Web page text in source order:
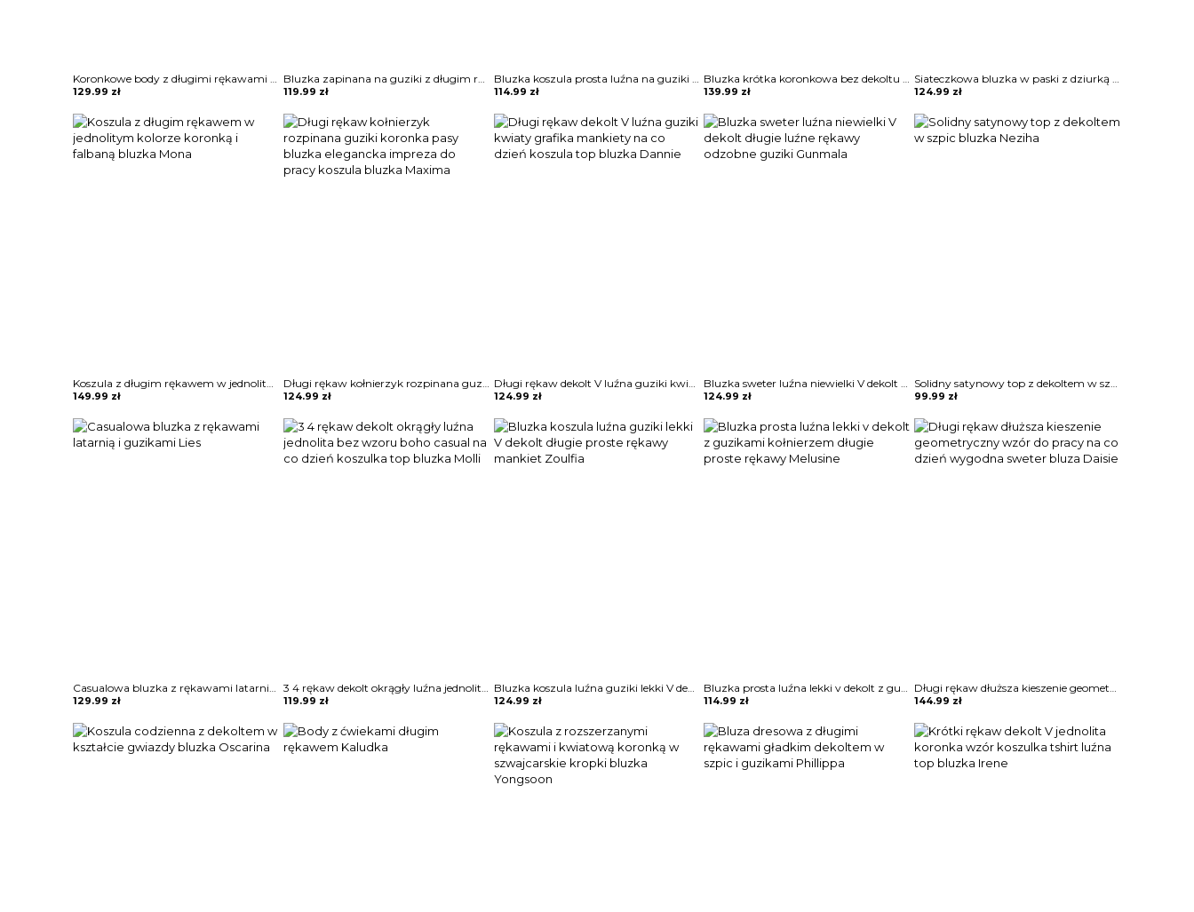
Koronkowe body z długimi rękawami Shasta
129.99 zł
Bluzka zapinana na guziki z długim rękawem Dimitrijka
119.99 zł
Bluzka koszula prosta luźna na guziki kołnierz długi prosty rękaw mankiet kieszenie Veva
114.99 zł
Bluzka krótka koronkowa bez dekoltu na guziki golf długie bufiaste prześwitujące koronkowe rękawy Clair
139.99 zł
Siateczkowa bluzka w paski z dziurką przodu Zoia
124.99 zł
Koszula z długim rękawem w jednolitym kolorze koronką i falbaną bluzka Mona
149.99 zł
Długi rękaw kołnierzyk rozpinana guziki koronka pasy bluzka elegancka impreza do pracy koszula bluzka Maxima
124.99 zł
Długi rękaw dekolt V luźna guziki kwiaty grafika mankiety na co dzień koszula top bluzka Dannie
124.99 zł
Bluzka sweter luźna niewielki V dekolt długie luźne rękawy odzobne guziki Gunmala
124.99 zł
Solidny satynowy top z dekoltem w szpic bluzka Neziha
99.99 zł
Casualowa bluzka z rękawami latarnią i guzikami Lies
129.99 zł
3 4 rękaw dekolt okrągły luźna jednolita bez wzoru boho casual na co dzień koszulka top bluzka Molli
119.99 zł
Bluzka koszula luźna guziki lekki V dekolt długie proste rękawy mankiet Zoulfia
124.99 zł
Bluzka prosta luźna lekki v dekolt z guzikami kołnierzem długie proste rękawy Melusine
114.99 zł
Długi rękaw dłuższa kieszenie geometryczny wzór do pracy na co dzień wygodna sweter bluza Daisie
144.99 zł